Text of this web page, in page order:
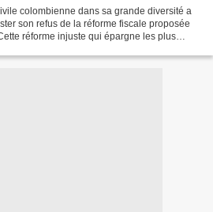
colombienne dans sa grande diversité a
son refus de la réforme fiscale proposée
réforme injuste qui épargne les plus